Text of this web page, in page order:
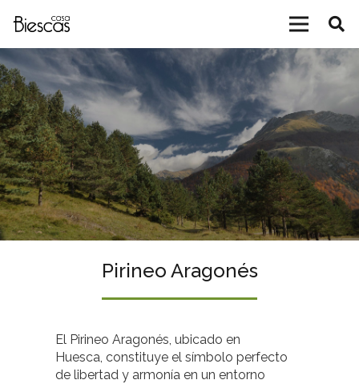
Pirineo Aragonés
El Pirineo Aragonés, ubicado en
Huesca, constituye el símbolo perfecto
de libertad y armonía en un entorno